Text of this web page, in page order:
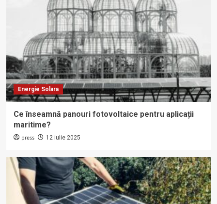
Energie Solara
Ce înseamnă panouri fotovoltaice pentru aplicații
maritime?
press 12 iulie 2025